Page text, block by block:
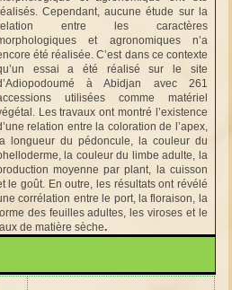
Cependant, aucune étude sur la
entre les caractères
et agronomiques n’a
été réalisée. C’est dans ce contexte
essai a été réalisé sur le site
à Abidjan avec 261
utilisées comme matériel
Les travaux ont montré l’existence
relation entre la coloration de l’apex,
la longueur du pédoncule, la couleur du
la couleur du limbe adulte, la
moyenne par plant, la cuisson
le goût. En outre, les résultats ont révélé
corrélation entre le port, la floraison, la
des feuilles adultes, les viroses et le
de matière sèche.